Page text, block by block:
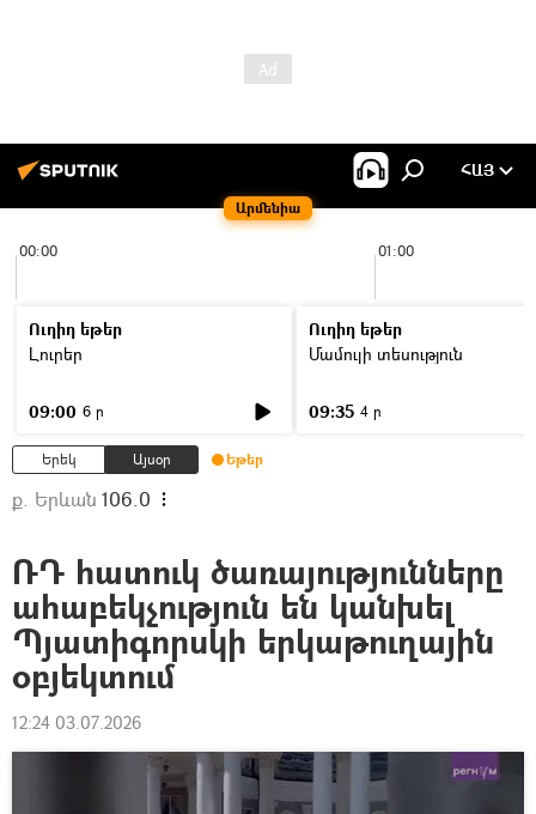
Արմենիա
ՀԱՅ
00:00 01:00
Ուղիղ եթեր
Լուրեր
09:00 6 ր
Ուղիղ եթեր
Մամուլի տեսություն
09:35 4 ր
Երեկ Այսօր Եթեր
ք. Երևան 106.0
ՌԴ հատուկ ծառայությունները
ահաբեկչություն են կանխել
Պյատիգորսկի երկաթուղային
օբյեկտում
12:24 03.07.2026